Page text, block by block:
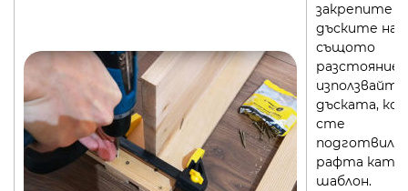
закрепите
дъските на
същото
разстояние,
използвайте
дъската,
сте
подготвили
рафта като
шаблон.